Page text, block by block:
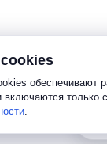
обеспечивают
включаются
.